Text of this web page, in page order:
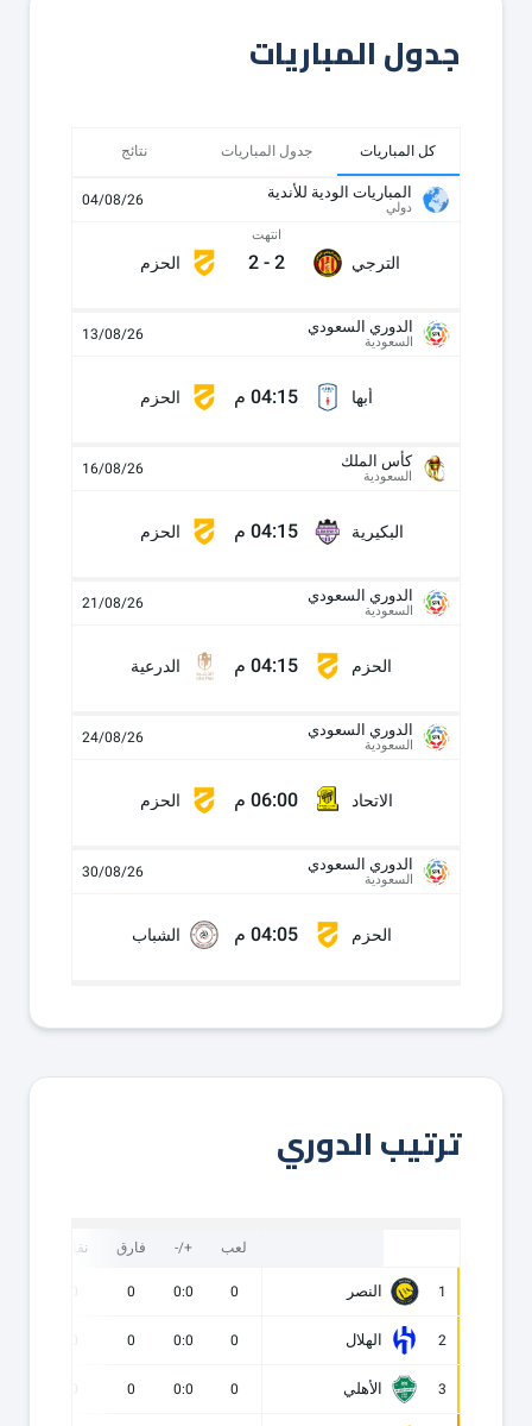
جدول المباريات
كل المباريات جدول المباريات نتائج
المباريات الودية للأندية
دولي 04/08/26
الترجي
انتهت
2
-
2 الحزم
الدوري السعودي
السعودية 13/08/26
أبها 04:15 م الحزم
كأس الملك
السعودية 16/08/26
البكيرية 04:15 م الحزم
الدوري السعودي
السعودية 21/08/26
الحزم 04:15 م الدرعية
الدوري السعودي
السعودية 24/08/26
الاتحاد 06:00 م الحزم
الدوري السعودي
السعودية 30/08/26
الحزم 04:05 م الشباب
ترتيب الدوري
لعب +/- فارق نقاط
1 النصر 0
0:0
0
2 الهلال 0
0:0
0
3 الأهلي 0
0:0
0